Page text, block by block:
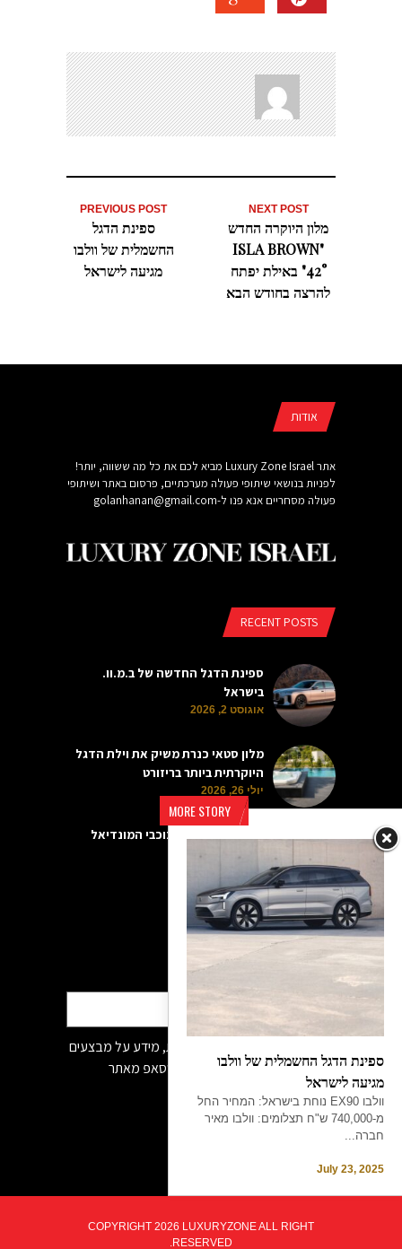
PREVIOUS POST
ספינת הדגל
החשמלית של וולבו
מגיעה לישראל
NEXT POST
מלון היוקרה החדש
"ISLA BROWN
42°" באילת יפתח
להרצה בחודש הבא
MORE STORY
ספינת הדגל החשמלית של וולבו
מגיעה לישראל
וולבו EX90 נוחת בישראל: המחיר החל
מ-740,000 ש"ח תצלומים: וולבו מאיר
חברה...
July 23, 2025
אודות
אתר Luxury Zone Israel מביא לכם את כל מה ששווה, יותר!
לפניות בנושאי שיתופי פעולה מערכתיים, פרסום באתר ושיתופי
פעולה מסחריים אנא פנו ל-golanhanan@gmail.com
RECENT POSTS
ספינת הדגל החדשה של ב.מ.וו.
בישראל
אוגוסט 2, 2026
מלון סטאי כנרת משיק את וילת הדגל
היוקרתית ביותר בריזורט
יולי 26, 2026
שעוני היוקרה של כוכבי המונדיאל
הרשמה לדיוור
מאשר/ת קבלת פניות שיווקיות, מידע על מבצעים
והטבות לרבות בדוא״ל /sms /ווטסאפ מאתר
www.luxuryzone.co.il
COPYRIGHT 2026 LUXURYZONE ALL RIGHT
RESERVED.